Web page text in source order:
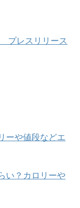
プレスリリース
ーや値段などエ
い？カロリーや